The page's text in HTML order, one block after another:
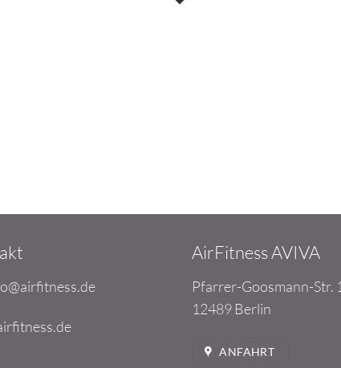
AirFitness AVIVA
Pfarrer-Goosmann-Str.
12489 Berlin
ANFAHRT